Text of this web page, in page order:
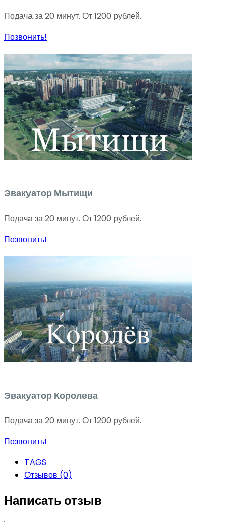
Подача за 20 минут. От 1200 рублей.
Позвонить!
Эвакуатор Мытищи
Подача за 20 минут. От 1200 рублей.
Позвонить!
Эвакуатор Королева
Подача за 20 минут. От 1200 рублей.
Позвонить!
TAGS
Отзывов (0)
Написать отзыв